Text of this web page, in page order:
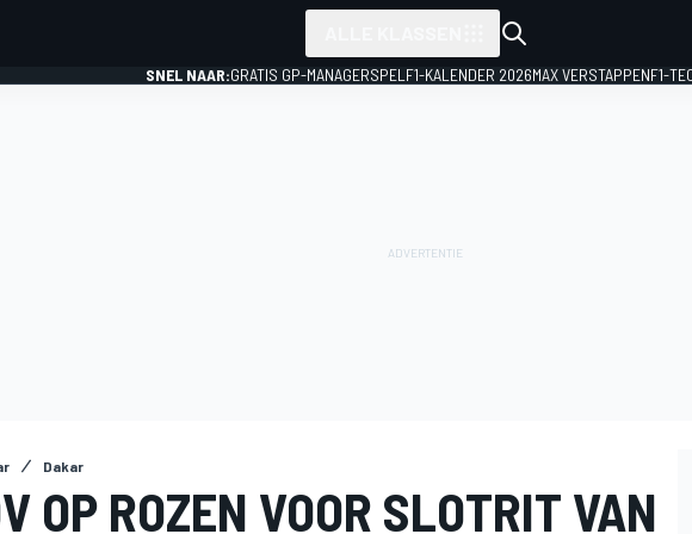
SNEL NAAR:GRATIS GP-MANAGERSPEL F1-KALENDER 2026MAX VERSTAPPENF1-
Dakar
OP ROZEN VOOR SLOTRIT VAN